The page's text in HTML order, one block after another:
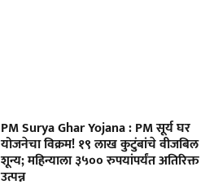
PM Surya Ghar Yojana : PM सूर्य घर
योजनेचा विक्रम! १९ लाख कुटुंबांचे वीजबिल
शून्य; महिन्याला ३५०० रुपयांपर्यंत अतिरिक्त
उत्पन्न